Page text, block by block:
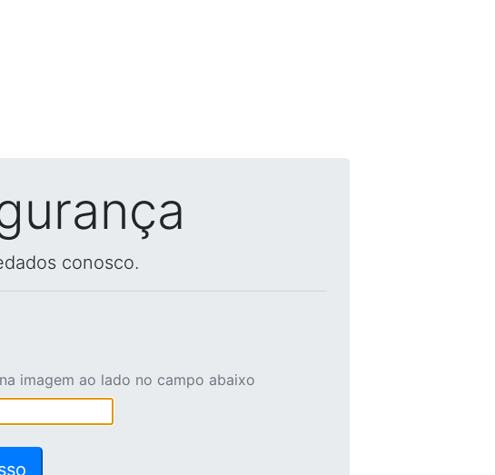
conosco.
imagem ao lado no campo abaixo